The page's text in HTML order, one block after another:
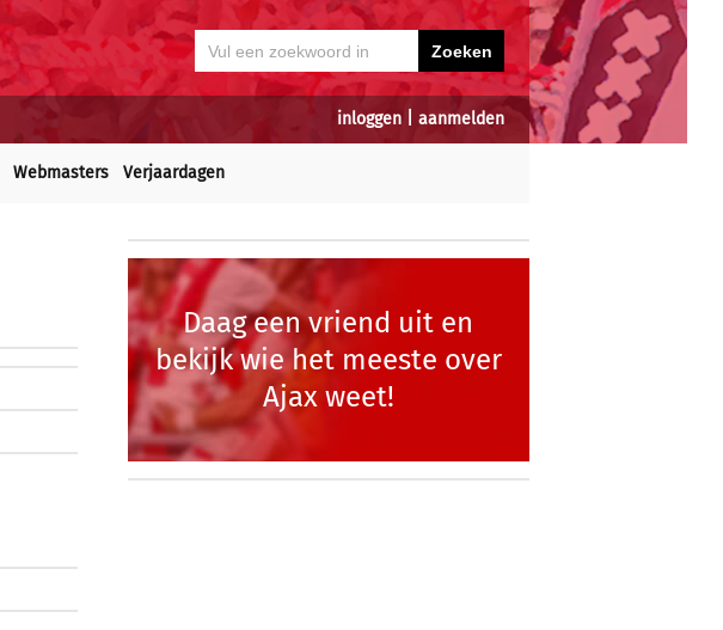
inloggen aanmelden
Webmasters Verjaardagen
Daag een vriend uit en
bekijk wie het meeste over
Ajax weet!